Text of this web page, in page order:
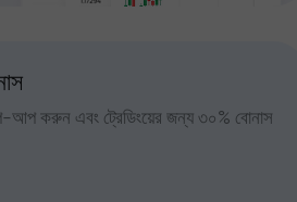
আপ করুন এবং ট্রেডিংয়ের জন্য ৩০% বোনাস